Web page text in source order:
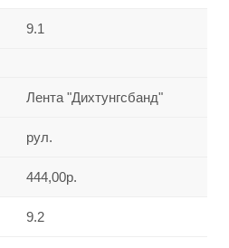
9.1
Лента "Дихтунгсбанд"
рул.
444,00р.
9.2